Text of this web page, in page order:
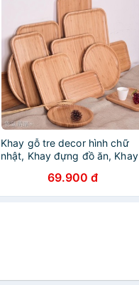
Khay gỗ tre decor hình chữ
nhật, Khay đựng đồ ăn, Khay
[Bán buôn,sỉ] (Vietnam).
69.900 đ